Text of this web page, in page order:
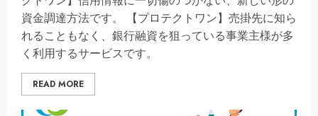
資金調達方法です。 【プロテクトワン】売掛先に知ら
れることもなく、銀行融資を狙っている事業主様が多
く利用するサービスです。
READ MORE